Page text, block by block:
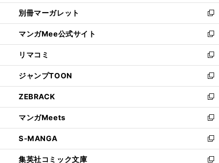
開
く
ウ
で
開
く
ウ
ィ
ン
ド
ウ
で
開
く
し
い
ウ
ィ
ン
ド
ウ
で
開
く
別冊マーガレット
新
し
い
ウ
ィ
ン
ド
ウ
で
開
く
マンガMee公式サイト
新
し
い
ウ
ィ
ン
ド
ウ
で
開
く
リマコミ
新
し
い
ウ
ィ
ン
ド
ウ
で
開
く
ジャンプTOON
新
し
い
ウ
ィ
ン
ド
ウ
で
ZEBRACK
新
し
い
ウ
ィ
ン
ド
マンガMeets
新
し
い
ウ
ィ
S-MANGA
新
し
い
集英社コミック文庫